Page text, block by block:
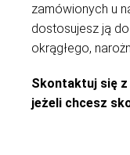
zamówionych u
dostosujesz ją
okrągłego,
Skontaktuj się z
jeżeli chcesz